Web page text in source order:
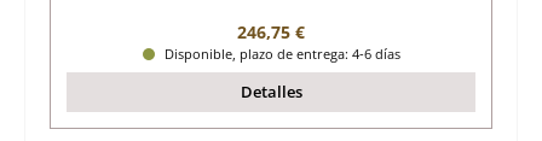
Precio normal:
246,75 €
Disponible, plazo de entrega: 4-6 días
Detalles